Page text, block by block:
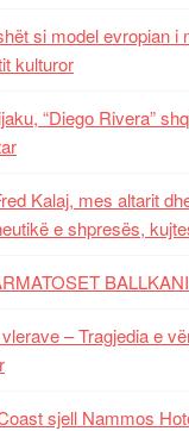
si model evropian i
kulturor
“Diego Rivera”
Kalaj, mes altarit
e shpresës,
– Tragjedia e
sjell Nammos